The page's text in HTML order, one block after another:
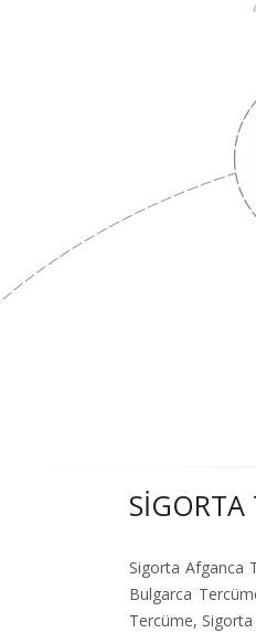
SIGORTA
Sigorta Afganca
Bulgarca
Tercüme,